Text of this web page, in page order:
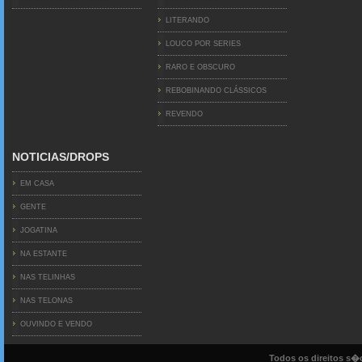
LITERANDO
LOUCO POR SERIES
RARO E OBSCURO
REBOBINANDO CLÁSSICOS
REVENDO
NOTICIAS/DROPS
EM CASA
GENTE
JOGATINA
NA ESTANTE
NAS TELINHAS
NAS TELONAS
OUVINDO E VENDO
Todos os direitos